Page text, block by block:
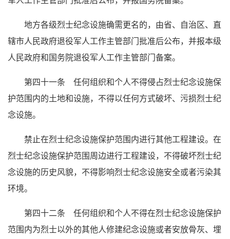
地方各级烈士纪念设施确需更名的，由省、自治区、直
辖市人民政府退役军人工作主管部门批准后公布，并报本级
人民政府和国务院退役军人工作主管部门备案。
第四十一条 任何组织和个人不得侵占烈士纪念设施保
护范围内的土地和设施，不得以任何方式破坏、污损烈士纪
念设施。
禁止在烈士纪念设施保护范围内进行其他工程建设。在
烈士纪念设施保护范围周边进行工程建设，不得破坏烈士纪
念设施的历史风貌，不得影响烈士纪念设施安全或者污染其
环境。
第四十二条 任何组织和个人不得在烈士纪念设施保护
范围内为烈士以外的其他人修建纪念设施或者安放骨灰、埋